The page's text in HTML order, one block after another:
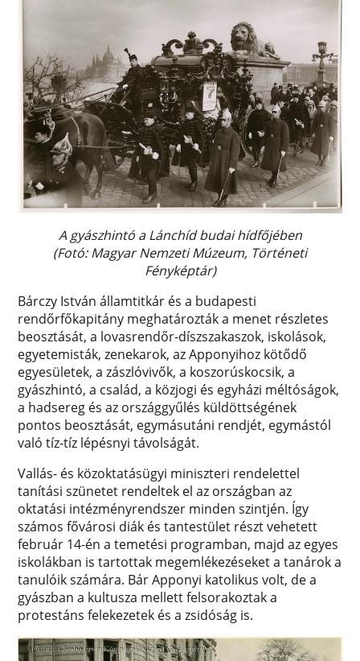
A gyászhintó a Lánchíd budai hídfőjében
(Fotó: Magyar Nemzeti Múzeum, Történeti
Fényképtár)
Bárczy István államtitkár és a budapesti
rendőrfőkapitány meghatározták a menet részletes
beosztását, a lovasrendőr-díszszakaszok, iskolások,
egyetemisták, zenekarok, az Apponyihoz kötődő
egyesületek, a zászlóvivők, a koszorúskocsik, a
gyászhintó, a család, a közjogi és egyházi méltóságok,
a hadsereg és az országgyűlés küldöttségének
pontos beosztását, egymásutáni rendjét, egymástól
való tíz-tíz lépésnyi távolságát.
Vallás- és közoktatásügyi miniszteri rendelettel
tanítási szünetet rendeltek el az országban az
oktatási intézményrendszer minden szintjén. Így
számos fővárosi diák és tantestület részt vehetett
február 14-én a temetési programban, majd az egyes
iskolákban is tartottak megemlékezéseket a tanárok a
tanulóik számára. Bár Apponyi katolikus volt, de a
gyászban a kultusza mellett felsorakoztak a
protestáns felekezetek és a zsidóság is.